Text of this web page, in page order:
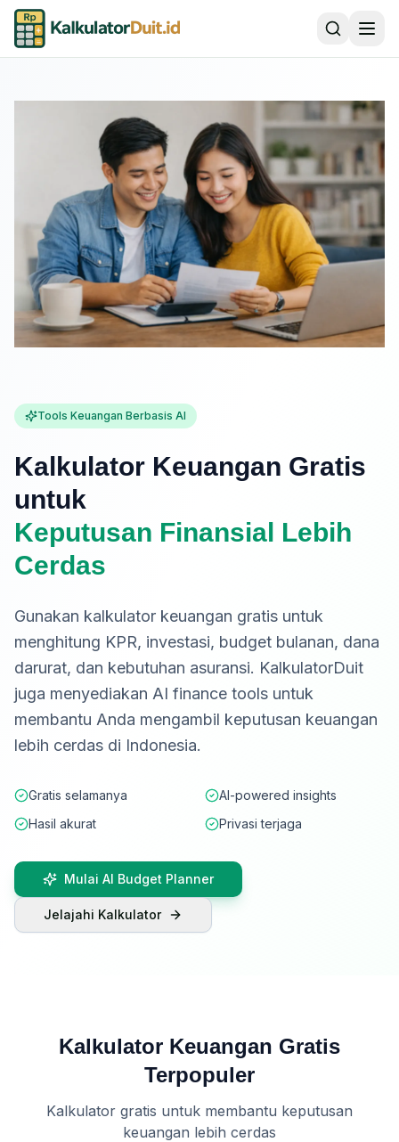
Tools Keuangan Berbasis AI
Kalkulator Keuangan Gratis
untuk
Keputusan Finansial Lebih
Cerdas
Gunakan kalkulator keuangan gratis untuk
menghitung KPR, investasi, budget bulanan, dana
darurat, dan kebutuhan asuransi. KalkulatorDuit
juga menyediakan AI finance tools untuk
membantu Anda mengambil keputusan keuangan
lebih cerdas di Indonesia.
Gratis selamanya
AI-powered insights
Hasil akurat
Privasi terjaga
Mulai AI Budget Planner
Jelajahi Kalkulator
Kalkulator Keuangan Gratis
Terpopuler
Kalkulator gratis untuk membantu keputusan
keuangan lebih cerdas